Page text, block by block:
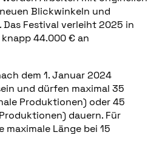
Blickwinkeln und
Festival verleiht 2025 in
44.000 € an
dem 1. Januar 2024
und dürfen maximal 35
Produktionen) oder 45
dauern. Für
maximale Länge bei 15